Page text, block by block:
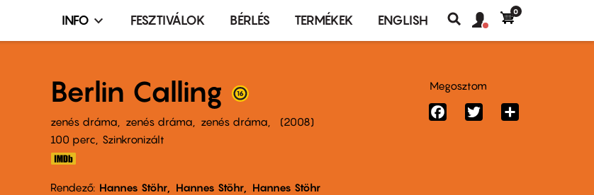
Infó,
terembérlés
menü
INFO FESZTIVÁLOK BÉRLÉS TERMÉKEK ENGLISH
Keresés
fiók
Felhasználói
0
Berlin Calling
zenés dráma zenés dráma zenés dráma
2008
100 perc,
Szinkronizált
Rendező Hannes Stöhr Hannes Stöhr
Hannes Stöhr
Megosztom
FacebookTwitter